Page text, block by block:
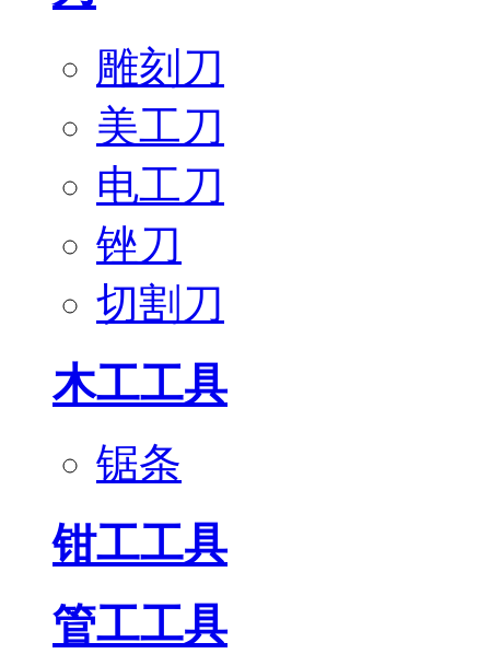
雕刻刀
美工刀
电工刀
锉刀
切割刀
木工工具
锯条
钳工工具
管工工具